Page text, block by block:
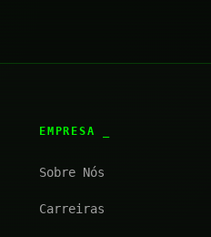
EMPRESA
Sobre Nós
Carreiras